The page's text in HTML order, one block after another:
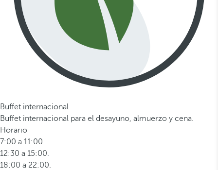
Buffet internacional
Buffet internacional para el desayuno, almuerzo y cena.
Horario
7:00 a 11:00.
12:30 a 15:00.
18:00 a 22:00.